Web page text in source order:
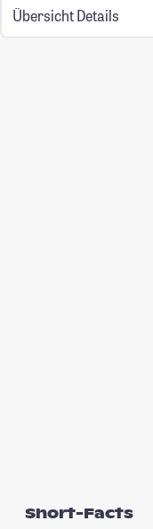
Übersicht Details
Short-Facts